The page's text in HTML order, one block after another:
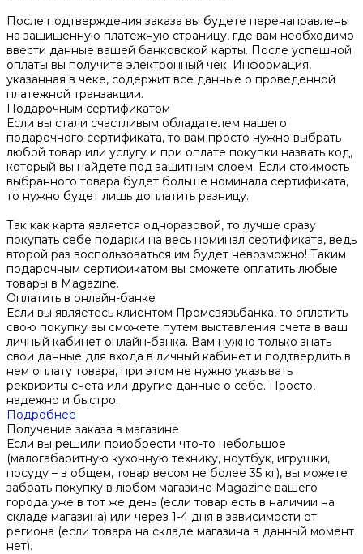
После подтверждения заказа вы будете перенаправлены
на защищенную платежную страницу, где вам необходимо
ввести данные вашей банковской карты. После успешной
оплаты вы получите электронный чек. Информация,
указанная в чеке, содержит все данные о проведенной
платежной транзакции.
Подарочным сертификатом
Если вы стали счастливым обладателем нашего
подарочного сертификата, то вам просто нужно выбрать
любой товар или услугу и при оплате покупки назвать код,
который вы найдете под защитным слоем. Если стоимость
выбранного товара будет больше номинала сертификата,
то нужно будет лишь доплатить разницу.
Так как карта является одноразовой, то лучше сразу
покупать себе подарки на весь номинал сертификата, ведь
второй раз воспользоваться им будет невозможно! Таким
подарочным сертификатом вы сможете оплатить любые
товары в Magazine.
Оплатить в онлайн-банке
Если вы являетесь клиентом Промсвязьбанка, то оплатить
свою покупку вы сможете путем выставления счета в ваш
личный кабинет онлайн-банка. Вам нужно только знать
свои данные для входа в личный кабинет и подтвердить в
нем оплату товара, при этом не нужно указывать
реквизиты счета или другие данные о себе. Просто,
надежно и быстро.
Подробнее
Получение заказа в магазине
Если вы решили приобрести что-то небольшое
(малогабаритную кухонную технику, ноутбук, игрушки,
посуду – в общем, товар весом не более 35 кг), вы можете
забрать покупку в любом магазине Magazine вашего
города уже в тот же день (если товар есть в наличии на
складе магазина) или через 1-4 дня в зависимости от
региона (если товара на складе магазина в данный момент
нет).